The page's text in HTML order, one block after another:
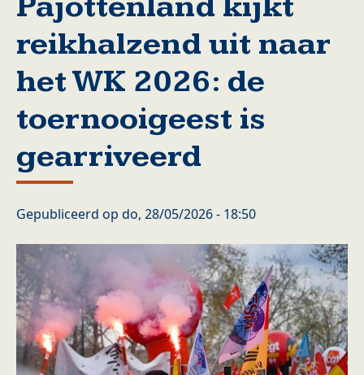
reikhalzend uit naar
het WK 2026: de
toernooigeest is
gearriveerd
Gepubliceerd op do, 28/05/2026 - 18:50